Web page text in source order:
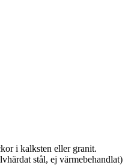
i kalksten eller granit.
stål, ej värmebehandlat)